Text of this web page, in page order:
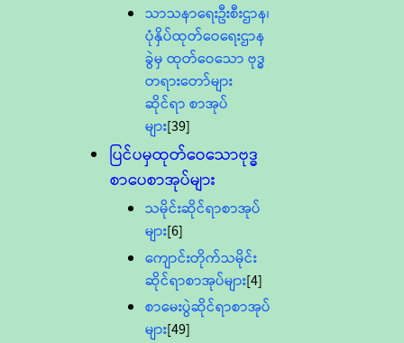
သာသနာရေးဦးစီးဌာန၊
ပုံနှိပ်ထုတ်ဝေရေးဌာန
ခွဲမှ ထုတ်ဝေသော ဗုဒ္ဓ
တရားတော်များ
ဆိုင်ရာ စာအုပ်
များ[39]
ပြင်ပမှထုတ်ဝေသောဗုဒ္ဓ
စာပေစာအုပ်များ
သမိုင်းဆိုင်ရာစာအုပ်
များ[6]
ကျောင်းတိုက်သမိုင်း
ဆိုင်ရာစာအုပ်များ[4]
စာမေးပွဲဆိုင်ရာစာအုပ်
များ[49]